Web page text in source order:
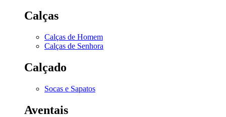
Calças
Calças de Homem
Calças de Senhora
Calçado
Socas e Sapatos
Aventais